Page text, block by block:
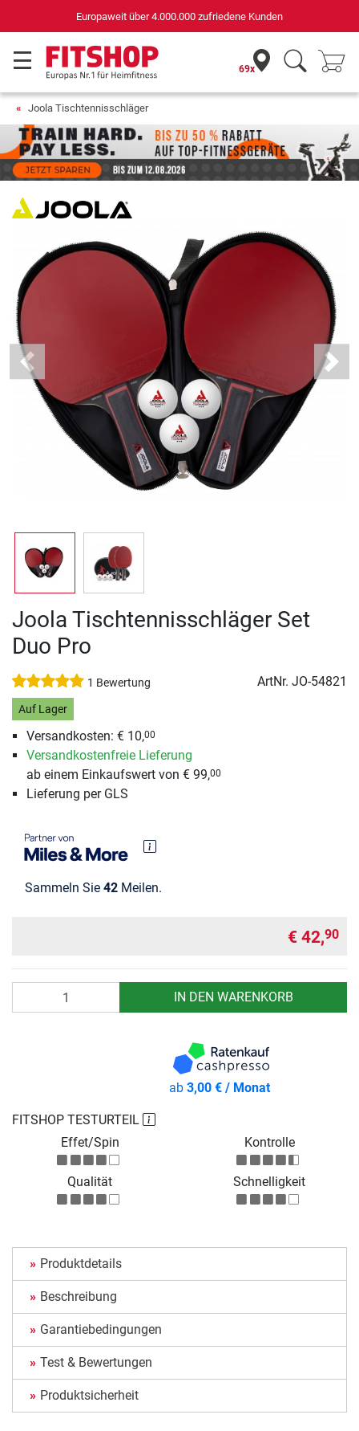
Europaweit über 4.000.000 zufriedene Kunden
69x
Joola Tischtennisschläger
Previous Next
Joola Tischtennisschläger Set
Duo Pro
1 Bewertung ArtNr. JO-54821
Auf Lager
Versandkosten: € 10,00
Versandkostenfreie Lieferung
ab einem Einkaufswert von € 99,00
Lieferung per GLS
Sammeln Sie 42 Meilen.
€ 42,90
IN DEN WARENKORB
FITSHOP TESTURTEIL
Effet/Spin
Kontrolle
Qualität Schnelligkeit
ab3,00 € / Monat
Produktdetails
Beschreibung
Garantiebedingungen
Test & Bewertungen
Produktsicherheit